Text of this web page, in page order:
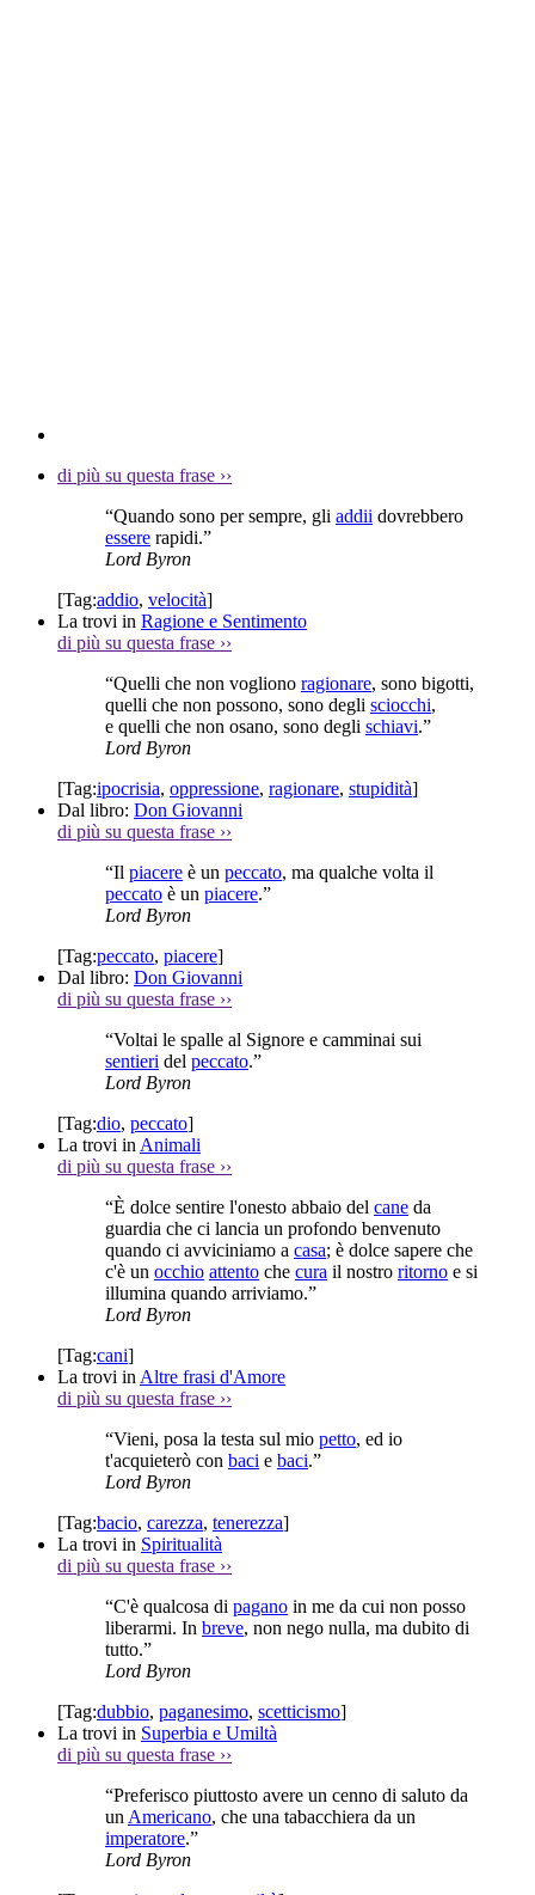
di più su questa frase ››
“Quando sono per sempre, gli addii dovrebbero
essere rapidi.”
Lord Byron
[Tag:addio, velocità]
La trovi in Ragione e Sentimento
di più su questa frase ››
“Quelli che non vogliono ragionare, sono bigotti,
quelli che non possono, sono degli sciocchi,
e quelli che non osano, sono degli schiavi.”
Lord Byron
[Tag:ipocrisia, oppressione, ragionare, stupidità]
Dal libro: Don Giovanni
di più su questa frase ››
“Il piacere è un peccato, ma qualche volta il
peccato è un piacere.”
Lord Byron
[Tag:peccato, piacere]
Dal libro: Don Giovanni
di più su questa frase ››
“Voltai le spalle al Signore e camminai sui
sentieri del peccato.”
Lord Byron
[Tag:dio, peccato]
La trovi in Animali
di più su questa frase ››
“È dolce sentire l'onesto abbaio del cane da
guardia che ci lancia un profondo benvenuto
quando ci avviciniamo a casa; è dolce sapere che
c'è un occhio attento che cura il nostro ritorno e si
illumina quando arriviamo.”
Lord Byron
[Tag:cani]
La trovi in Altre frasi d'Amore
di più su questa frase ››
“Vieni, posa la testa sul mio petto, ed io
t'acquieterò con baci e baci.”
Lord Byron
[Tag:bacio, carezza, tenerezza]
La trovi in Spiritualità
di più su questa frase ››
“C'è qualcosa di pagano in me da cui non posso
liberarmi. In breve, non nego nulla, ma dubito di
tutto.”
Lord Byron
[Tag:dubbio, paganesimo, scetticismo]
La trovi in Superbia e Umiltà
di più su questa frase ››
“Preferisco piuttosto avere un cenno di saluto da
un Americano, che una tabacchiera da un
imperatore.”
Lord Byron